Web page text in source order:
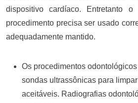
dispositivo cardíaco. Entretanto
procedimento precisa ser usado
adequadamente mantido.
Os procedimentos
sondas ultrassônicas para
aceitáveis. Radiografias